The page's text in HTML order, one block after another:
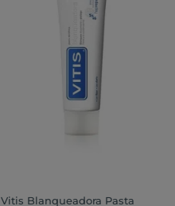
Vitis Blanqueadora Pasta